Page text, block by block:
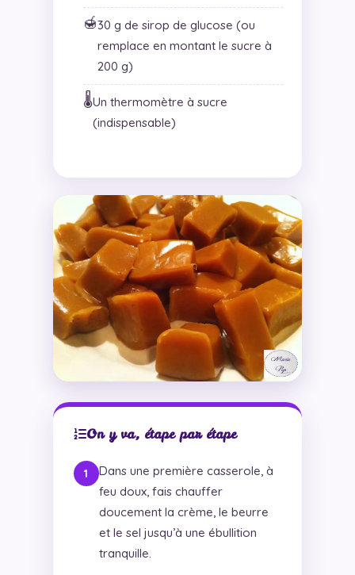
🍯30 g de sirop de glucose (ou
remplace en montant le sucre à
200 g)
🌡️Un thermomètre à sucre
(indispensable)
On y va, étape par étape
Dans une première casserole, à
feu doux, fais chauffer
doucement la crème, le beurre
et le sel jusqu’à une ébullition
tranquille.